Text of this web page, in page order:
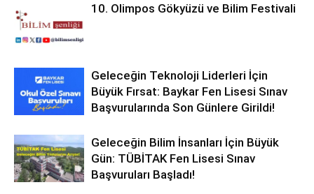
10. Olimpos Gökyüzü ve Bilim Festivali
Geleceğin Teknoloji Liderleri İçin
Büyük Fırsat: Baykar Fen Lisesi Sınav
Başvurularında Son Günlere Girildi!
Geleceğin Bilim İnsanları İçin Büyük
Gün: TÜBİTAK Fen Lisesi Sınav
Başvuruları Başladı!